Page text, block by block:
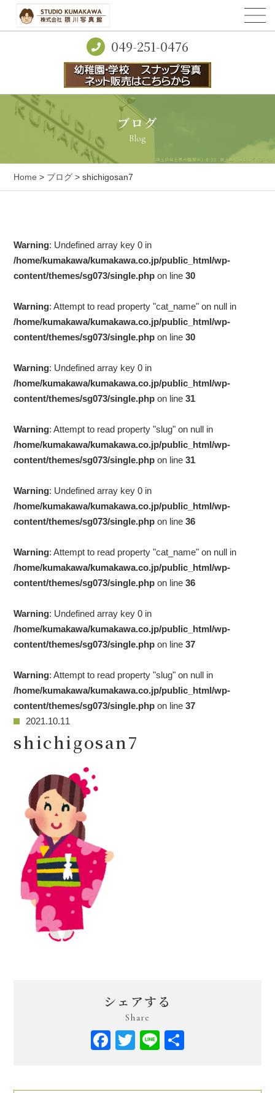
049-251-0476
ブログ
Blog
Home > ブログ > shichigosan7
Warning: Undefined array key 0 in
/home/kumakawa/kumakawa.co.jp/public_html/wp-
content/themes/sg073/single.php on line30
Warning: Attempt to read property "cat_name" on null in
/home/kumakawa/kumakawa.co.jp/public_html/wp-
content/themes/sg073/single.php on line30
Warning: Undefined array key 0 in
/home/kumakawa/kumakawa.co.jp/public_html/wp-
content/themes/sg073/single.php on line31
Warning: Attempt to read property "slug" on null in
/home/kumakawa/kumakawa.co.jp/public_html/wp-
content/themes/sg073/single.php on line31
Warning: Undefined array key 0 in
/home/kumakawa/kumakawa.co.jp/public_html/wp-
content/themes/sg073/single.php on line36
Warning: Attempt to read property "cat_name" on null in
/home/kumakawa/kumakawa.co.jp/public_html/wp-
content/themes/sg073/single.php on line36
Warning: Undefined array key 0 in
/home/kumakawa/kumakawa.co.jp/public_html/wp-
content/themes/sg073/single.php on line37
Warning: Attempt to read property "slug" on null in
/home/kumakawa/kumakawa.co.jp/public_html/wp-
content/themes/sg073/single.php on line37
2021.10.11
shichigosan7
シェアする
Share
Facebook
Twitter
Line